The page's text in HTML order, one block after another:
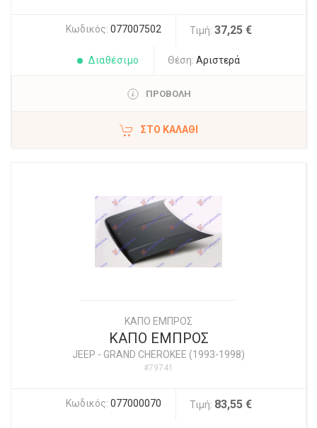
Κωδικός: 077007502 Τιμή: 37,25 €
Διαθέσιμο Θέση: Αριστερά
ΠΡΟΒΟΛΗ
ΣΤΟ ΚΑΛΆΘΙ
ΚΑΠΟ ΕΜΠΡΟΣ
ΚΑΠΟ ΕΜΠΡΟΣ
JEEP - GRAND CHEROKEE (1993-1998)
#79741
Κωδικός: 077000070 Τιμή: 83,55 €